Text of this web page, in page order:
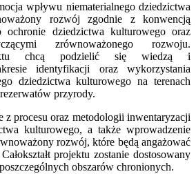
wpływu niematerialnego dziedzictwa
rozwój zgodnie z konwencją
dziedzictwa kulturowego oraz
zrównoważonego rozwoju.
chcą podzielić się wiedzą i
identyfikacji oraz wykorzystania
dziedzictwa kulturowego na terenach
przyrody.
z procesu oraz metodologii inwentaryzacji
kulturowego, a także wprowadzenie
rozwój, które będą angażować
projektu zostanie dostosowany
obszarów chronionych.